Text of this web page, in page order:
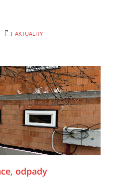
AKTUALITY
odpady